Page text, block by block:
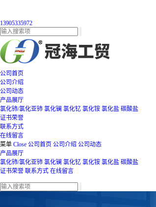
13905335972
公司首页
公司介绍
公司动态
产品展厅
氯化铈/氯化亚铈 氯化镧 氯化钇 氯化铵 氯化盐 碳酸盐
证书荣誉
联系方式
在线留言
菜单 Close 公司首页 公司介绍 公司动态
产品展厅
氯化铈/氯化亚铈 氯化镧 氯化钇 氯化铵 氯化盐 碳酸盐
证书荣誉 联系方式 在线留言